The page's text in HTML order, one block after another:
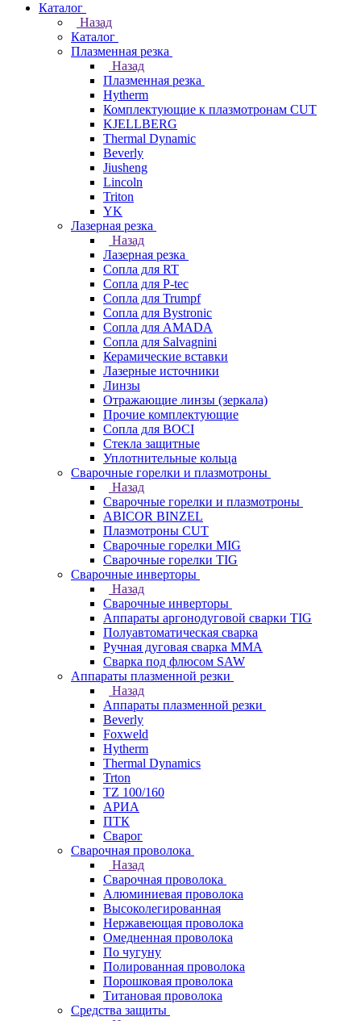
Каталог
Назад
Каталог
Плазменная резка
Назад
Плазменная резка
Hytherm
Комплектующие к плазмотронам CUT
KJELLBERG
Thermal Dynamic
Beverly
Jiusheng
Lincoln
Triton
YK
Лазерная резка
Назад
Лазерная резка
Сопла для RT
Сопла для P-tec
Сопла для Trumpf
Сопла для Bystronic
Сопла для AMADA
Сопла для Salvagnini
Керамические вставки
Лазерные источники
Линзы
Отражающие линзы (зеркала)
Прочие комплектующие
Сопла для BOCI
Стекла защитные
Уплотнительные кольца
Сварочные горелки и плазмотроны
Назад
Сварочные горелки и плазмотроны
ABICOR BINZEL
Плазмотроны CUT
Сварочные горелки MIG
Сварочные горелки TIG
Сварочные инверторы
Назад
Сварочные инверторы
Аппараты аргонодуговой сварки TIG
Полуавтоматическая сварка
Ручная дуговая сварка MMA
Сварка под флюсом SAW
Аппараты плазменной резки
Назад
Аппараты плазменной резки
Beverly
Foxweld
Hytherm
Thermal Dynamics
Trton
TZ 100/160
АРИА
ПТК
Сварог
Сварочная проволока
Назад
Сварочная проволока
Алюминиевая проволока
Высоколегированная
Нержавеющая проволока
Омедненная проволока
По чугуну
Полированная проволока
Порошковая проволока
Титановая проволока
Средства защиты